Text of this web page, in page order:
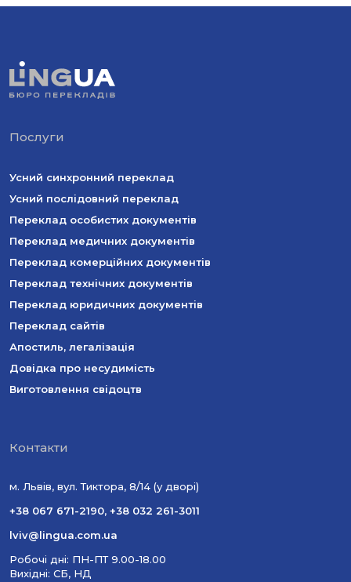
Послуги
Усний синхронний переклад
Усний послідовний переклад
Переклад особистих документів
Переклад медичних документів
Переклад комерційних документів
Переклад технічних документів
Переклад юридичних документів
Переклад сайтів
Апостиль, легалізація
Довідка про несудимість
Виготовлення свідоцтв
Контакти
м. Львів, вул. Тиктора, 8/14 (у дворі)
+38 067 671-2190, +38 032 261-3011
lviv@lingua.com.ua
Робочі дні: ПН-ПТ 9.00-18.00
Вихідні: СБ, НД